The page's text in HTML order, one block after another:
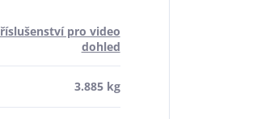
pro video
dohled
3.885 kg